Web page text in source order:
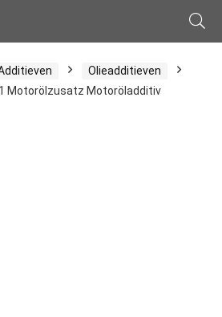
Olieadditieven
Motorölzusatz Motoröladditiv